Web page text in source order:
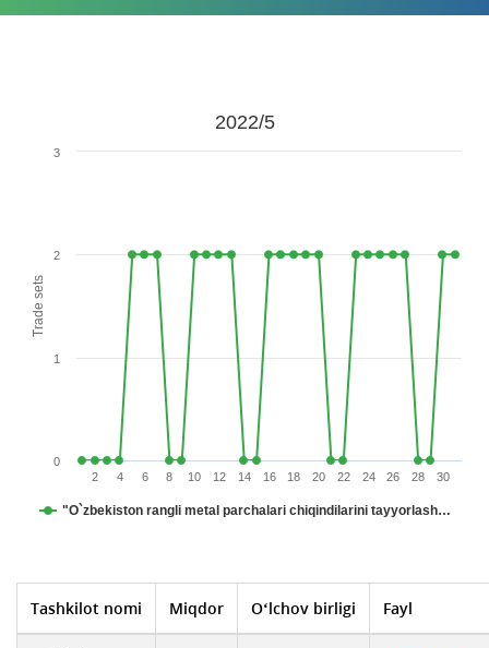
Trade sets
2022/5
"O`zbekiston rangli metal parchalari chiqindilarini tayyorlash…
2 4 6 8 10 12 14 16 18 20 22 24 26 28 30
0
1
2
3
Tashkilot nomi Miqdor O‘lchov birligi Fayl